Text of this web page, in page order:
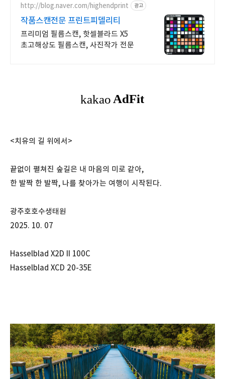
http://blog.naver.com/highendprint 광고
작품스캔전문 프린트피델리티
프리미엄 필름스캔, 핫셀블라드 X5
초고해상도 필름스캔, 사진작가 전문
<치유의 길 위에서>
끝없이 펼쳐진 숲길은 내 마음의 미로 같아,
한 발짝 한 발짝, 나를 찾아가는 여행이 시작된다.
광주호호수생태원
2025. 10. 07
Hasselblad X2D II 100C
Hasselblad XCD 20-35E